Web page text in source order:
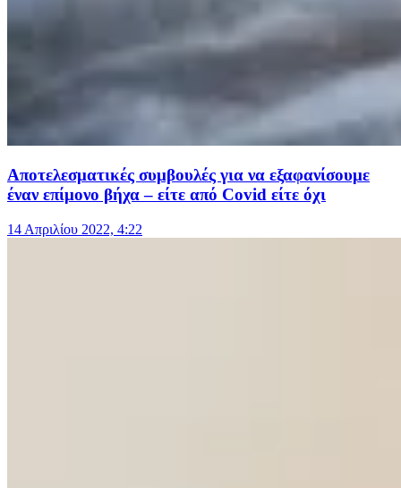
Αποτελεσματικές συμβουλές για να εξαφανίσουμε
έναν επίμονο βήχα – είτε από Covid είτε όχι
14 Απριλίου 2022, 4:22